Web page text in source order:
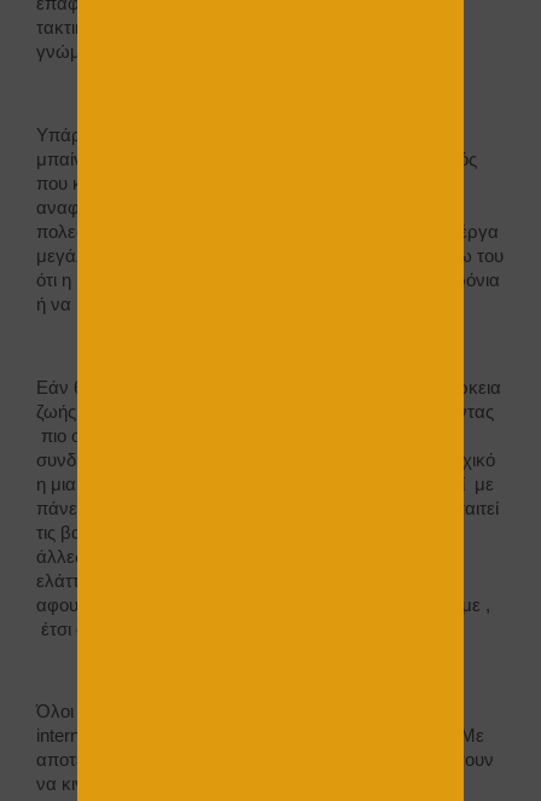
τακτικές αλλαγές της ζωής , πρέπει να είναι βασικός
γνώμονας , στην ευελιξία των κατασκευών.
Υπάρχει επίσης κάτι ακόμα παρακάτω, το οποίο δεν
μπαίνει σε διαδικασία να σκεφτεί ο εκάστοτε μηχανικός
που κάνει μία κατασκευή. Εδώ βέβαια πρέπει να
αναφέρουμε ότι υπάρχει ολόκληρη νομοθεσία και
πολεοδομικοί κανόνες, όμως δεν αναφερόμαστε για έργα
μεγάλης «βαρύτητας». Αυτό βέβαια συνηθίζεται λόγω του
ότι η κατασκευή θέλουμε να ζήσει για πάρα πολλά χρόνια
ή να μεταφερθεί σε μία επόμενη γενιά .
Εάν θέλουμε να έχει μία ορισμένη χρήση και μία διάρκεια
ζωής πιο σύντομη, μπορούμε να το πετύχουμε κάνοντας
πιο οικονομικές κατασκευές, χρησιμοποιώντας τον
συνδυασμό των νέων τεχνολογιών. Δηλαδή, ένα εξοχικό
η μια πιο ελαφριά κατασκευή μπορεί να δημιουργηθεί με
πάνελ επενδυμένο ή με τοιχοποιία η οποία να μην απαιτεί
τις βαριές κολώνες ενός σκελετού κτιρίου, καθώς και
άλλες ελαττώσεις στην κατασκευή. Χωρίς όμως η
ελάττωση να σημαίνει έκπτωση. Με λίγα λόγια ,
αφουγκραζόμαστε τις απαιτήσεις και τις εκπληρώνουμε ,
έτσι ώστε να μπορεί και η αγορά να κινηθεί.
Όλοι θαυμάζουμε τις κατασκευές που βλέπουμε στο
internet και στο εξωτερικό αλλά πολύ λίγοι τολμούν. Με
αποτέλεσμα τα τελικά κοστολόγιο να μη μας επιτρέπουν
να κινηθούμε για να φτάσουμε στην επιθυμητή